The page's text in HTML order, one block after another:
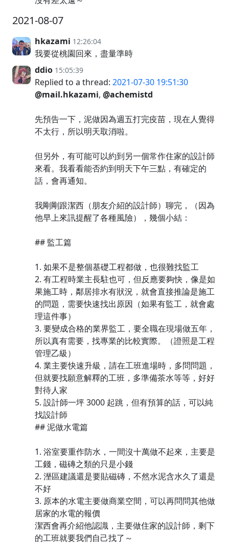
2021-08-07
hkazami 12:26:04
我要從桃園回來，盡量準時
ddio 15:05:39
Replied to a thread: 2021-07-30 19:51:30
@mail.hkazami, @achemistd
先預告一下，泥做因為週五打完疫苗，現在人覺得
不太行，所以明天取消啦。
但另外，有可能可以約到另一個常作住家的設計師
來看。我看看能否約到明天下午三點，有確定的
話，會再通知。
我剛剛跟潔西（朋友介紹的設計師）聊完，（因為
他早上來訊提醒了各種風險），幾個小結：
## 監工篇
1. 如果不是整個基礎工程都做，也很難找監工
2. 有工程時業主長駐也可，但反應要夠快，像是如
果施工時，鄰居排水有狀況，就會直接推論是施工
的問題，需要快速找出原因（如果有監工，就會處
理這件事）
3. 要變成合格的業界監工，要全職在現場做五年，
所以真有需要，找專業的比較實際。（證照是工程
管理乙級）
4. 業主要快速升級，請在工班進場時，多問問題，
但就要找願意解釋的工班，多準備茶水等等，好好
對待人家
5. 設計師一坪 3000 起跳，但有預算的話，可以純
找設計師
## 泥做水電篇
1. 浴室要重作防水，一間沒十萬做不起來，主要是
工錢，磁磚之類的只是小錢
2. 溼區建議還是要貼磁磚，不然水泥含水久了還是
不好
3. 原本的水電主要做商業空間，可以再問問其他做
居家的水電的報價
潔西會再介紹他認識，主要做住家的設計師，剩下
的工班就要我們自己找了～